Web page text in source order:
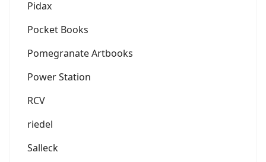
Pidax
Pocket Books
Pomegranate Artbooks
Power Station
RCV
riedel
Salleck